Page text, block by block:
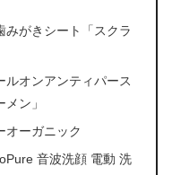
がきシート「スクラ
オンアンティパース
ン」
ーガニック
音波洗顔 電動 洗